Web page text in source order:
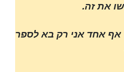
את זה.
אף אחד אני רק בא לספר